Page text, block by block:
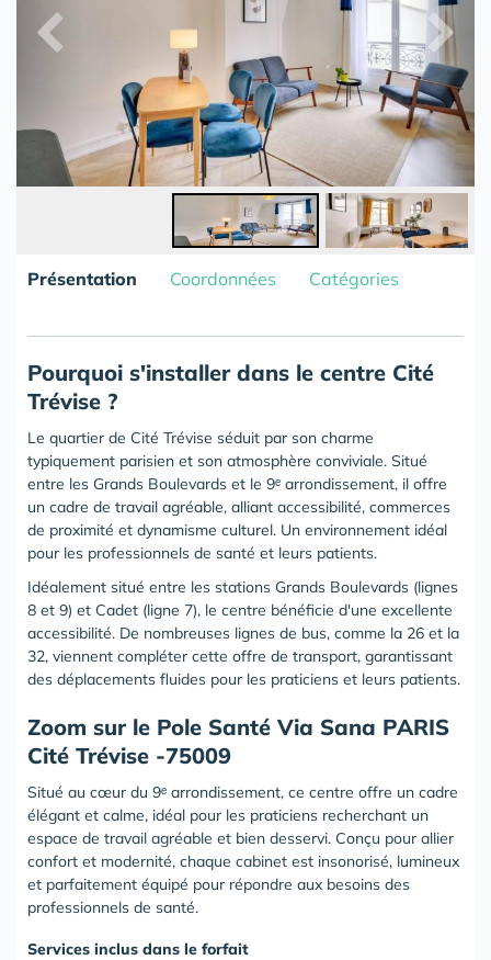
Présentation Coordonnées Catégories
Pourquoi s'installer dans le centre Cité
Trévise ?
Le quartier de Cité Trévise séduit par son charme
typiquement parisien et son atmosphère conviviale. Situé
entre les Grands Boulevards et le 9ᵉ arrondissement, il offre
un cadre de travail agréable, alliant accessibilité, commerces
de proximité et dynamisme culturel. Un environnement idéal
pour les professionnels de santé et leurs patients.
Idéalement situé entre les stations Grands Boulevards (lignes
8 et 9) et Cadet (ligne 7), le centre bénéficie d'une excellente
accessibilité. De nombreuses lignes de bus, comme la 26 et la
32, viennent compléter cette offre de transport, garantissant
des déplacements fluides pour les praticiens et leurs patients.
‍Zoom sur le Pole Santé Via Sana PARIS
Cité Trévise -75009
Situé au cœur du 9ᵉ arrondissement, ce centre offre un cadre
élégant et calme, idéal pour les praticiens recherchant un
espace de travail agréable et bien desservi. Conçu pour allier
confort et modernité, chaque cabinet est insonorisé, lumineux
et parfaitement équipé pour répondre aux besoins des
professionnels de santé.
Services inclus dans le forfait